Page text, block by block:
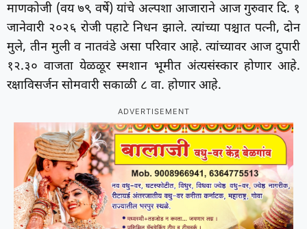
माणकोजी (वय ७९ वर्षे) यांचे अल्पशा आजाराने आज गुरुवार दि. १
जानेवारी २०२६ रोजी पहाटे निधन झाले. त्यांच्या पश्चात पत्नी, दोन
मुले, तीन मुली व नातवंडे असा परिवार आहे. त्यांच्यावर आज दुपारी
१२.३० वाजता येळळूर स्मशान भूमीत अंत्यसंस्कार होणार आहे.
रक्षाविसर्जन सोमवारी सकाळी ८ वा. होणार आहे.
ADVERTISEMENT